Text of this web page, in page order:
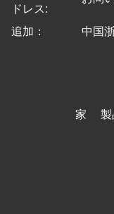
ドレス:
追加：
中国
家